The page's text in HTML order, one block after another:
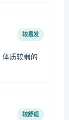
较易发
体质较弱的
较舒适